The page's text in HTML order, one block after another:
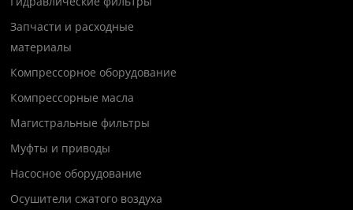
Запчасти и расходные
материалы
Компрессорное оборудование
Компрессорные масла
Магистральные фильтры
Муфты и приводы
Насосное оборудование
Осушители сжатого воздуха